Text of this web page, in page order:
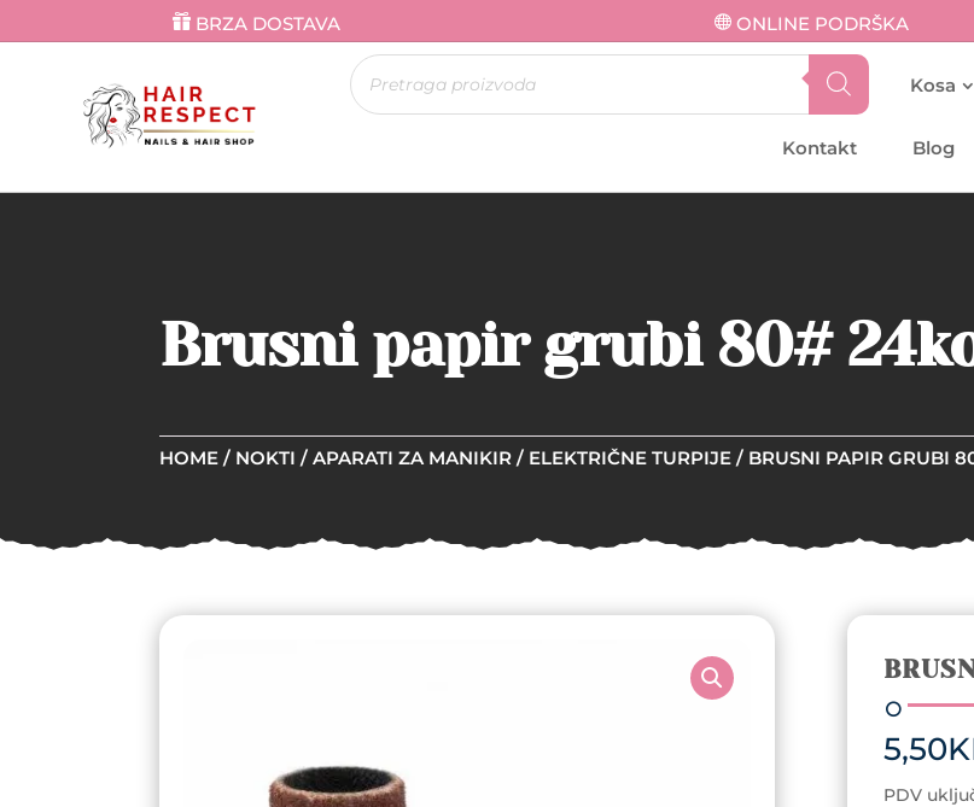
BRZA DOSTAVA ONLINE PODRŠKA
Products
search Kosa
Kontakt Blog
Brusni papir grubi 80#
HOME / NOKTI / APARATI ZA MANIKIR / ELEKTRIČNE TURPIJE / BRUSNI PAPIR GRUBI
5,50
PDV